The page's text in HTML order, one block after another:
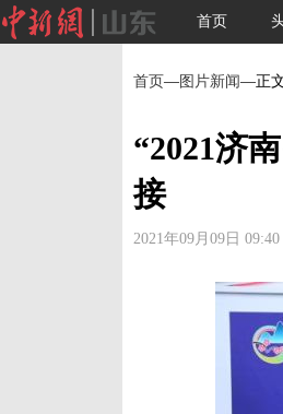
首页
首页—图片新闻—正
“2021济
接
2021年09月09日